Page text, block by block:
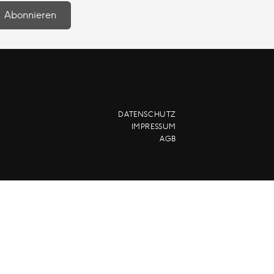
DATENSCHUTZ
IMPRESSUM
AGB